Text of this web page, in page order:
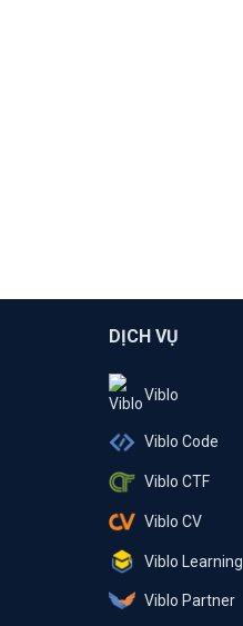
DỊCH VỤ
Viblo
Viblo Code
Viblo CTF
Viblo CV
Viblo Learning
Viblo Partner